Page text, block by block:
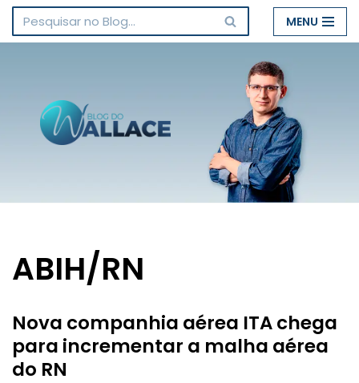
Pular
conteúdo
MENU
ABIH/RN
Nova companhia aérea ITA chega
para incrementar a malha aérea
do RN